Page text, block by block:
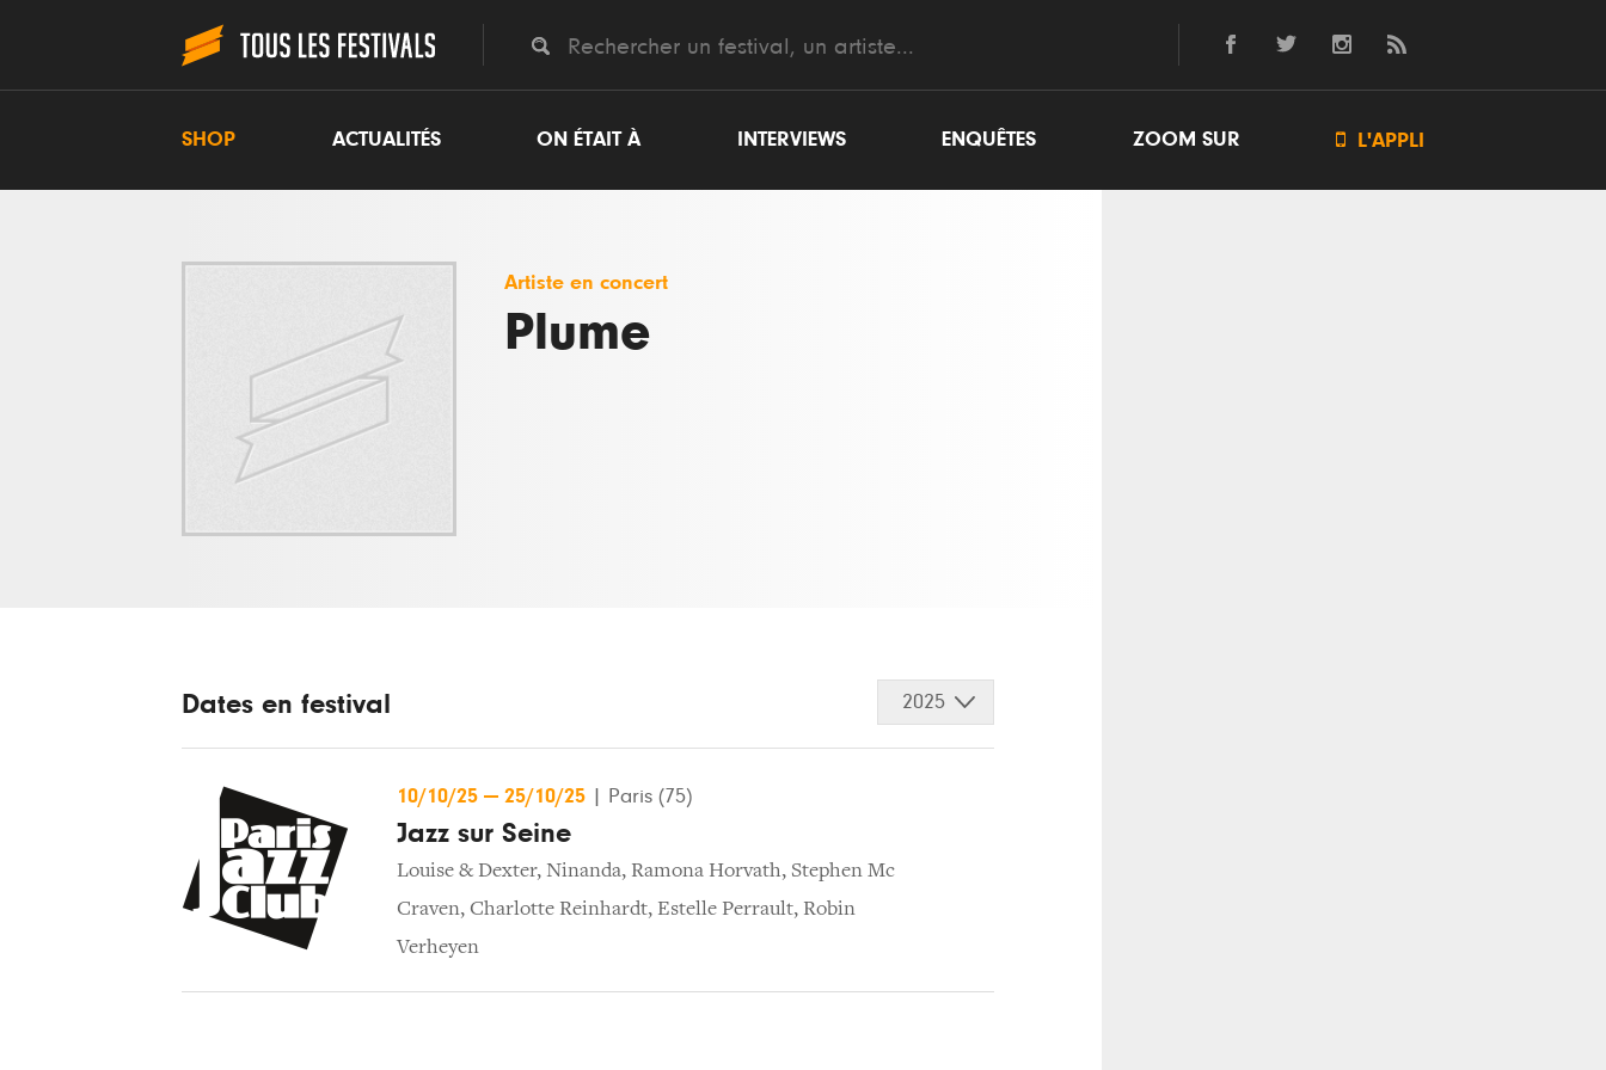
SHOP ACTUALITÉS ON ÉTAIT À INTERVIEWS ENQUÊTES ZOOM SUR  L'APPLI
Artiste en concert
Plume
Dates en festival 2025
10/10/25 — 25/10/25 Paris (75)
Jazz sur Seine
Louise & Dexter, Ninanda, Ramona Horvath, Stephen Mc
Craven, Charlotte Reinhardt, Estelle Perrault, Robin
Verheyen